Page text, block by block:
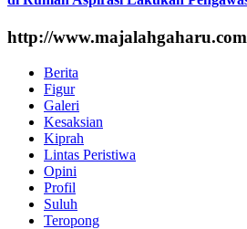
http://
Berita
Figur
Galeri
Kesaksian
Kiprah
Lintas Peristiwa
Opini
Profil
Suluh
Teropong